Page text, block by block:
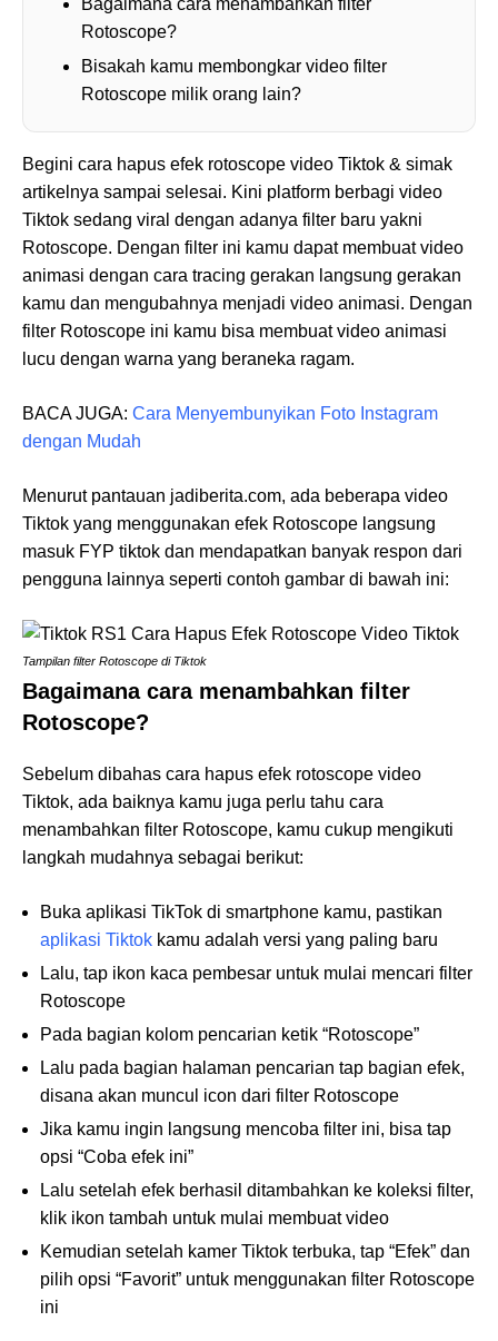
Rotoscope?
Bisakah kamu membongkar video filter
Rotoscope milik orang lain?
Begini cara hapus efek rotoscope video Tiktok & simak
artikelnya sampai selesai. Kini platform berbagi video
Tiktok sedang viral dengan adanya filter baru yakni
Rotoscope. Dengan filter ini kamu dapat membuat video
animasi dengan cara tracing gerakan langsung gerakan
kamu dan mengubahnya menjadi video animasi. Dengan
filter Rotoscope ini kamu bisa membuat video animasi
lucu dengan warna yang beraneka ragam.
BACA JUGA: Cara Menyembunyikan Foto Instagram
dengan Mudah
Menurut pantauan jadiberita.com, ada beberapa video
Tiktok yang menggunakan efek Rotoscope langsung
masuk FYP tiktok dan mendapatkan banyak respon dari
pengguna lainnya seperti contoh gambar di bawah ini:
Tampilan filter Rotoscope di Tiktok
Bagaimana cara menambahkan filter
Rotoscope?
Sebelum dibahas cara hapus efek rotoscope video
Tiktok, ada baiknya kamu juga perlu tahu cara
menambahkan filter Rotoscope, kamu cukup mengikuti
langkah mudahnya sebagai berikut:
Buka aplikasi TikTok di smartphone kamu, pastikan
aplikasi Tiktok kamu adalah versi yang paling baru
Lalu, tap ikon kaca pembesar untuk mulai mencari filter
Rotoscope
Pada bagian kolom pencarian ketik “Rotoscope”
Lalu pada bagian halaman pencarian tap bagian efek,
disana akan muncul icon dari filter Rotoscope
Jika kamu ingin langsung mencoba filter ini, bisa tap
opsi “Coba efek ini”
Lalu setelah efek berhasil ditambahkan ke koleksi filter,
klik ikon tambah untuk mulai membuat video
Kemudian setelah kamer Tiktok terbuka, tap “Efek” dan
pilih opsi “Favorit” untuk menggunakan filter Rotoscope
ini